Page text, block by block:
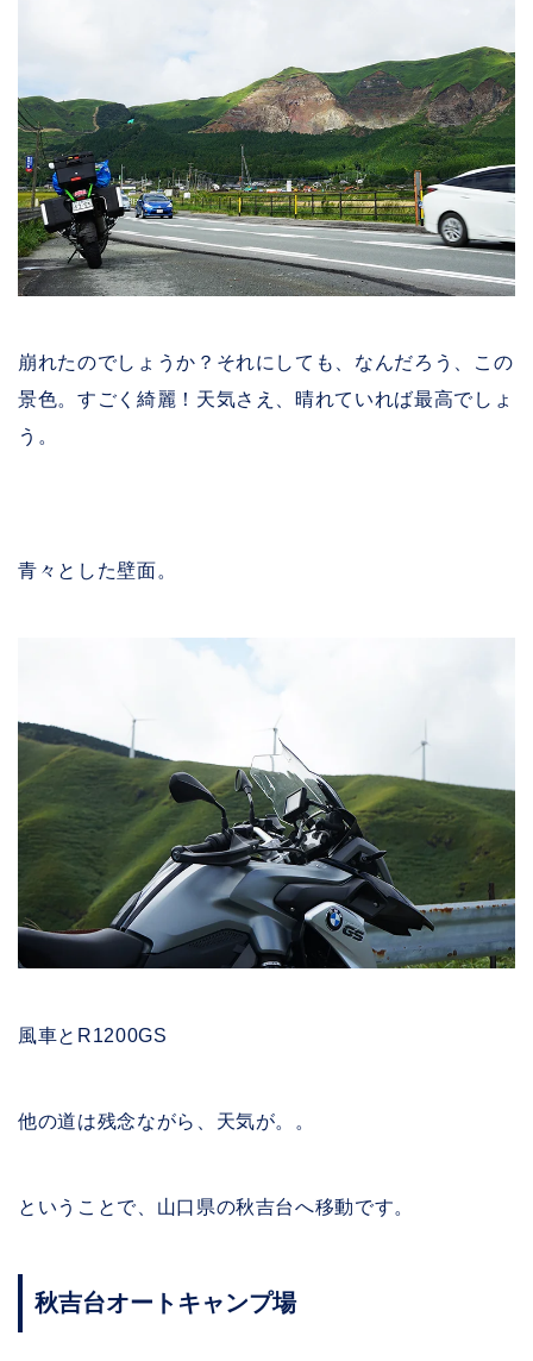
崩れたのでしょうか？それにしても、なんだろう、この
景色。すごく綺麗！天気さえ、晴れていれば最高でしょ
う。
青々とした壁面。
風車とR1200GS
他の道は残念ながら、天気が。。
ということで、山口県の秋吉台へ移動です。
秋吉台オートキャンプ場